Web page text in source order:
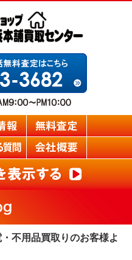
不用品買取りのお客様よ